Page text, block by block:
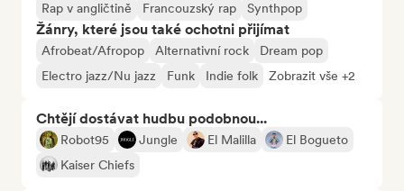
Rap v angličtině
Francouzský rap Synthpop
Žánry, které jsou také ochotni přijímat
Afrobeat/Afropop Alternativní rock
Dream pop
Electro jazz/Nu jazz
Funk Indie folk Zobrazit vše +2
Chtějí dostávat hudbu podobnou...
Robot95 Jungle El Malilla
El Bogueto
Kaiser Chiefs